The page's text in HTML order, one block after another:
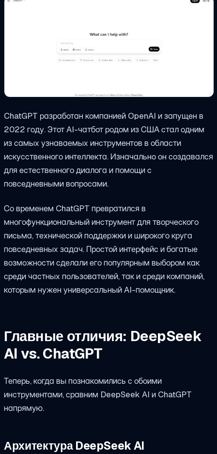
ChatGPT разработан компанией OpenAI и запущен в
2022 году. Этот AI-чатбот родом из США стал одним
из самых узнаваемых инструментов в области
искусственного интеллекта. Изначально он создавался
для естественного диалога и помощи с
повседневными вопросами.
Со временем ChatGPT превратился в
многофункциональный инструмент для творческого
письма, технической поддержки и широкого круга
повседневных задач. Простой интерфейс и богатые
возможности сделали его популярным выбором как
среди частных пользователей, так и среди компаний,
которым нужен универсальный AI-помощник.
Главные отличия: DeepSeek
AI vs. ChatGPT
Теперь, когда вы познакомились с обоими
инструментами, сравним DeepSeek AI и ChatGPT
напрямую.
Архитектура DeepSeek AI